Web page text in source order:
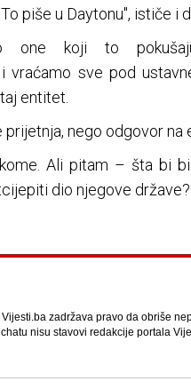
piše u Daytonu", ističe i
one koji to
vraćamo sve pod
entitet.
prijetnja, nego odgovor na
Ali pitam – šta bi
dio njegove
zadržava pravo da obriše
nisu stavovi redakcije portala